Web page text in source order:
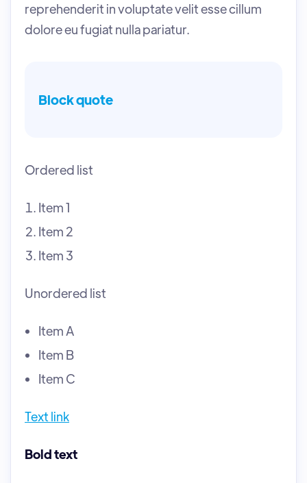
reprehenderit in voluptate velit esse cillum
dolore eu fugiat nulla pariatur.
Block quote
Ordered list
Item 1
Item 2
Item 3
Unordered list
Item A
Item B
Item C
Text link
Bold text